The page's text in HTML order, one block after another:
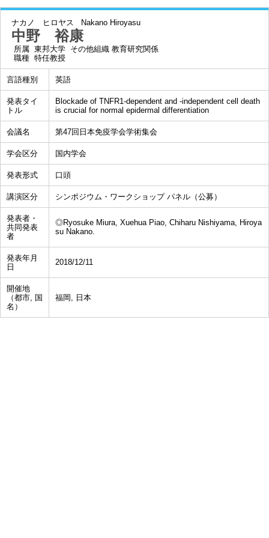
ナカノ ヒロヤス Nakano Hiroyasu
中野 裕康
所属 東邦大学 その他組織 教育研究関係
職種 特任教授
言語種別 英語
発表タイ
トル
Blockade of TNFR1-dependent and -independent cell death
is crucial for normal epidermal differentiation
会議名 第47回日本免疫学会学術集会
学会区分 国内学会
発表形式 口頭
講演区分 シンポジウム・ワークショップ パネル（公募）
発表者・
共同発表
者
◎Ryosuke Miura, Xuehua Piao, Chiharu Nishiyama, Hiroya
su Nakano.
発表年月
日
2018/12/11
開催地
（都市, 国
名）
福岡, 日本